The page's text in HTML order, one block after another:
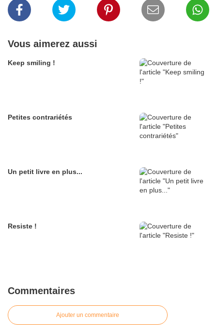
Vous aimerez aussi
Keep smiling !
Petites contrariétés
Un petit livre en plus...
Resiste !
Commentaires
Ajouter un commentaire